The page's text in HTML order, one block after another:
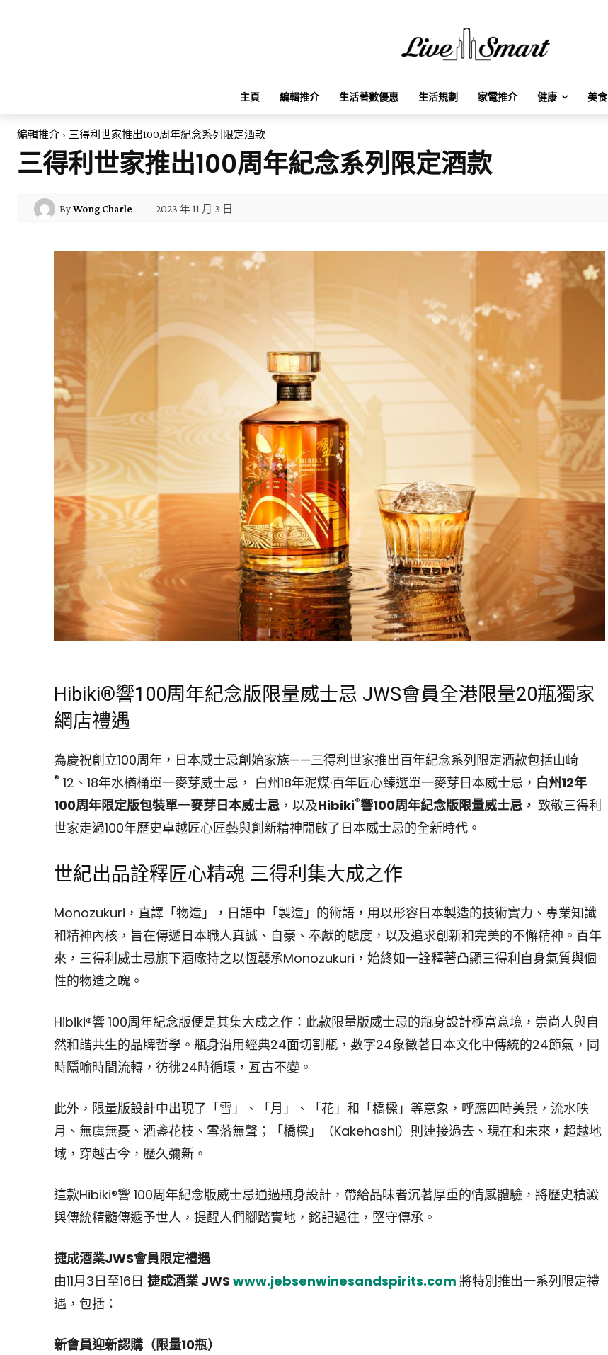
主頁 編輯推介 生活著數優惠 生活規劃 家電推介 健康 美食
編輯推介 三得利世家推出100周年紀念系列限定酒款
三得利世家推出100周年紀念系列限定酒款
ByWong Charle 2023 年 11 月 3 日
Hibiki®響100周年紀念版限量威士忌 JWS會員全港限量20瓶獨家
網店禮遇
為慶祝創立100周年，日本威士忌創始家族——三得利世家推出百年紀念系列限定酒款包括山崎
® 12、18年水楢桶單一麥芽威士忌， 白州18年泥煤·百年匠心臻選單一麥芽日本威士忌， 白州12年
100周年限定版包裝單一麥芽日本威士忌 ，以及Hibiki®響100周年紀念版限量威士忌， 致敬三得利
世家走過100年歷史卓越匠心匠藝與創新精神開啟了日本威士忌的全新時代。
世紀出品詮釋匠心精魂 三得利集大成之作
Monozukuri，直譯「物造」，日語中「製造」的術語，用以形容日本製造的技術實力、專業知識
和精神內核，旨在傳遞日本職人真誠、自豪、奉獻的態度，以及追求創新和完美的不懈精神。百年
來，三得利威士忌旗下酒廠持之以恆襲承Monozukuri，始終如一詮釋著凸顯三得利自身氣質與個
性的物造之魄。
Hibiki®響 100周年紀念版便是其集大成之作：此款限量版威士忌的瓶身設計極富意境，崇尚人與自
然和諧共生的品牌哲學。瓶身沿用經典24面切割瓶，數字24象徵著日本文化中傳統的24節氣，同
時隱喻時間流轉，彷彿24時循環，亙古不變。
此外，限量版設計中出現了「雪」、「月」、「花」和「橋樑」等意象，呼應四時美景，流水映
月、無虞無憂、酒盞花枝、雪落無聲；「橋樑」（Kakehashi）則連接過去、現在和未來，超越地
域，穿越古今，歷久彌新。
這款Hibiki®響 100周年紀念版威士忌通過瓶身設計，帶給品味者沉著厚重的情感體驗，將歷史積澱
與傳統精髓傳遞予世人，提醒人們腳踏實地，銘記過往，堅守傳承。
捷成酒業JWS會員限定禮遇
由11月3日至16日 捷成酒業 JWS www.jebsenwinesandspirits.com 將特別推出一系列限定禮
遇，包括：
新會員迎新認購（限量10瓶）